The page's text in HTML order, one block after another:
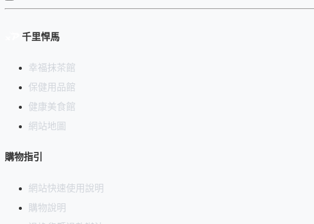
千里悍馬
幸福抹茶館
保健用品館
健康美食館
網站地圖
購物指引
網站快速使用說明
購物說明